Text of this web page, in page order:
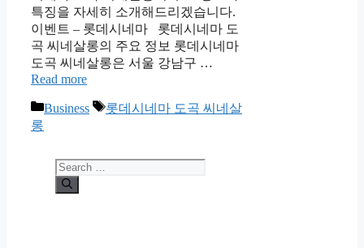
특징을 자세히 소개해드리겠습니다.
이벤트 – 롯데시네마 롯데시네마 도
곡 씨네살롱의 주요 정보 롯데시네마
도곡 씨네살롱은 서울 강남구 …
Read more
Categories
Business Tags
롯데시네마 도곡 씨네살
롱
Search
for: